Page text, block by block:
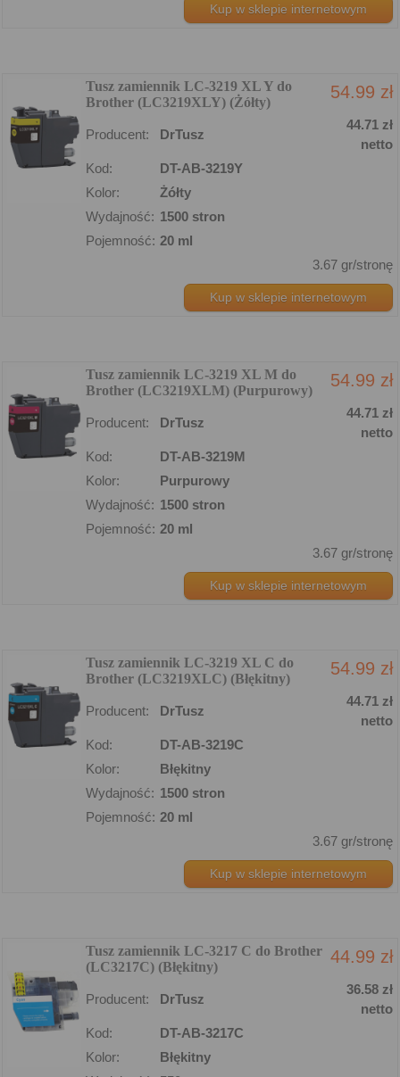
Kup w sklepie internetowym
Tusz zamiennik LC-3219 XL Y do
Brother (LC3219XLY) (Żółty)
54.99 zł
Producent: DrTusz
44.71 zł
netto
Kod:
DT-AB-3219Y
Kolor:
Żółty
Wydajność: 1500 stron
Pojemność: 20 ml
3.67 gr/stronę
Kup w sklepie internetowym
Tusz zamiennik LC-3219 XL M do
Brother (LC3219XLM) (Purpurowy)
54.99 zł
Producent: DrTusz
44.71 zł
netto
Kod:
DT-AB-3219M
Kolor:
Purpurowy
Wydajność: 1500 stron
Pojemność: 20 ml
3.67 gr/stronę
Kup w sklepie internetowym
Tusz zamiennik LC-3219 XL C do
Brother (LC3219XLC) (Błękitny)
54.99 zł
Producent: DrTusz
44.71 zł
netto
Kod:
DT-AB-3219C
Kolor:
Błękitny
Wydajność: 1500 stron
Pojemność: 20 ml
3.67 gr/stronę
Kup w sklepie internetowym
Tusz zamiennik LC-3217 C do Brother
(LC3217C) (Błękitny)
44.99 zł
Producent: DrTusz
36.58 zł
netto
Kod:
DT-AB-3217C
Kolor:
Błękitny